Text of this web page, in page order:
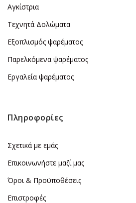
Αγκίστρια
Τεχνητά Δολώματα
Εξοπλισμός ψαρέματος
Παρελκόμενα ψαρέματος
Εργαλεία ψαρέματος
Πληροφορίες
Σχετικά με εμάς
Επικοινωνήστε μαζί μας
Όροι & Προϋποθέσεις
Επιστροφές